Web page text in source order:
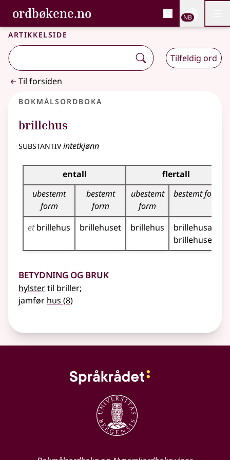
Gå til hovedinnhold
Tilgjengelighet
ordbøkene.no, Bokmålsordboka og
Bokmålsordboka og Nynorskordboka
NB
Artikkelside
Tilfeldig ord
Til forsiden
Bokmålsordboka
brillehus
substantivintetkjønn
Bøyingstabell for dette substantivet
entall
flertall
ubestemt
form
bestemt
form
ubestemt
form
bestemt form
etbrillehus brillehuset brillehus
brillehusa
brillehusene
Betydning og bruk
hylstertil briller;
jamfør hus (8)